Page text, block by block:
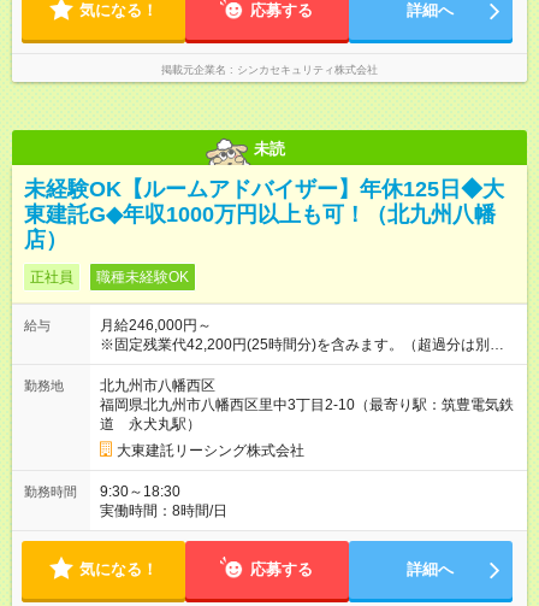
気になる！ 応募する 詳細へ
掲載元企業名 シンカセキュリティ株式会社
未読
未経験OK【ルームアドバイザー】年休125日◆大
東建託G◆年収1000万円以上も可！（北九州八幡
店）
正社員 職種未経験OK
給与
月給246,000円～
※固定残業代42,200円(25時間分)を含みます。（超過分は別途支
給） ※月給はスキルや経験を考慮し、決定いたします。 ＼成果
に応じインセンティブを毎月支給／ 提案した物件の契約件数な
どが評価対象となり、 努力や工夫がダイレクトに収入アップへ
つながります。 ★平均インセンティブ11.7万円 （2025年度） ★
入社1年目の平均年収は約470万円 ★管理職になると年収1,000
万円以上も可能 《昇給》 あり ※会社業績による 《賞与》 年2回
よる 《月給にプラスで支給される手当》 ◆交通費(上限月4万円)
◆時間外手当(固定残業超過分を追加支給) ◆役職手当 ◆資格手当
(宅地建物取引士：1万円/月) ◆家族・扶養手当 (配偶者：1万500
円/月、子1人：3,500円/月) 【試用期間】試用期間あり 試用期間
の長さ：3ヶ月 雇用形態、給与は本採用時と同じです。
勤務地
北九州市八幡西区
福岡県北九州市八幡西区里中3丁目2-10（最寄り駅：筑豊電気鉄
道 永犬丸駅）
大東建託リーシング株式会社
勤務時間
9:30～18:30
実働時間：8時間/日
気になる！ 応募する 詳細へ